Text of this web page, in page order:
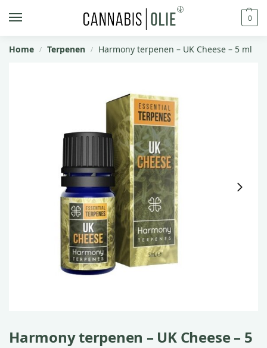
0
Home / Terpenen / Harmony terpenen – UK Cheese – 5 ml
Harmony terpenen – UK Cheese – 5